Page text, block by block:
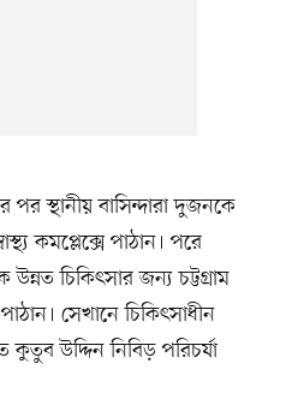
স্থানীয় বাসিন্দারা দুজনকে
কমপ্লেক্সে পাঠান। পরে
চিকিৎসার জন্য চট্টগ্রাম
সেখানে চিকিৎসাধীন
উদ্দিন নিবিড় পরিচর্যা